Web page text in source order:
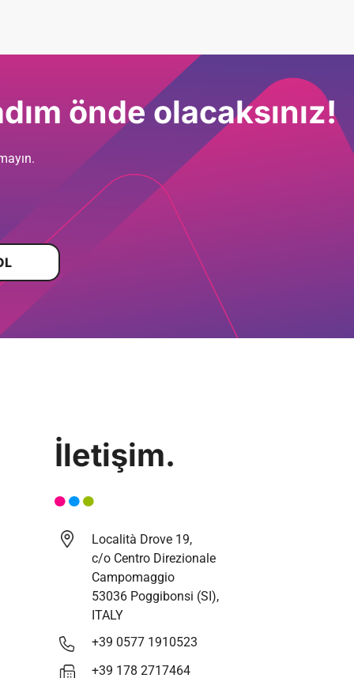
önde olacaksınız!
İletişim.
Località Drove 19,
c/o Centro Direzionale
Campomaggio
53036 Poggibonsi (SI),
ITALY
+39 0577 1910523
+39 178 2717464